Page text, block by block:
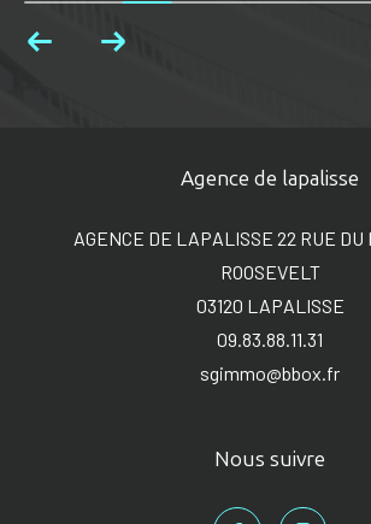
Agence de lapalisse
AGENCE DE LAPALISSE 22 RUE DU
ROOSEVELT
03120
LAPALISSE
09.83.88.11.31
sgimmo@bbox.fr
Nous suivre